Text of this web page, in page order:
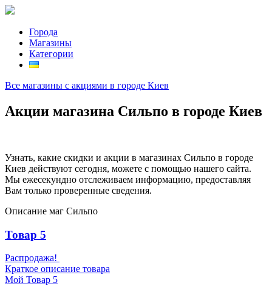
Города
Магазины
Категории
Все магазины с акциями в городе Киев
Акции магазина Сильпо в городе Киев
Узнать, какие скидки и акции в магазинах Сильпо в городе
Киев действуют сегодня, можете с помощью нашего сайта.
Мы ежесекундно отслеживаем информацию, предоставляя
Вам только проверенные сведения.
Описание маг Сильпо
Товар 5
Распродажа!
Краткое описание товара
Мой Товар 5